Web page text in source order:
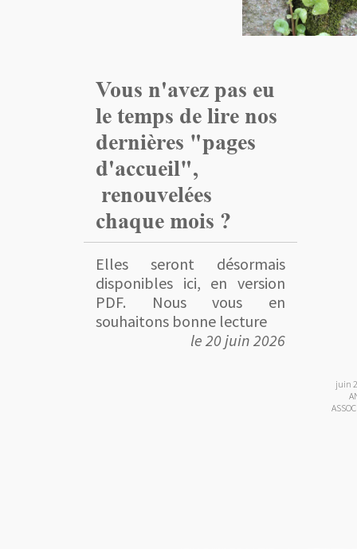
Vous n'avez pas eu
le temps de lire nos
dernières "pages
d'accueil",
renouvelées
chaque mois ?
Elles seront désormais
disponibles ici, en version
PDF. Nous vous en
souhaitons bonne lecture
le 20 juin 2026
juin